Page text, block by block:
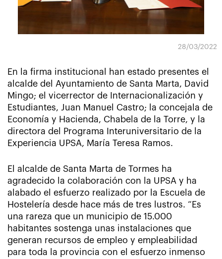
28/03/2022
En la firma institucional han estado presentes el
alcalde del Ayuntamiento de Santa Marta, David
Mingo; el vicerrector de Internacionalización y
Estudiantes, Juan Manuel Castro; la concejala de
Economía y Hacienda, Chabela de la Torre, y la
directora del Programa Interuniversitario de la
Experiencia UPSA, María Teresa Ramos.
El alcalde de Santa Marta de Tormes ha
agradecido la colaboración con la UPSA y ha
alabado el esfuerzo realizado por la Escuela de
Hostelería desde hace más de tres lustros. “Es
una rareza que un municipio de 15.000
habitantes sostenga unas instalaciones que
generan recursos de empleo y empleabilidad
para toda la provincia con el esfuerzo inmenso